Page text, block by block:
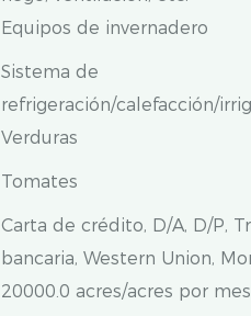
Equipos de invernadero
Sistema de
refrigeración/calefacción/
Verduras
Tomates
Carta de crédito, D/A, D/P,
bancaria, Western Union,
20000.0 acres/acres por mes